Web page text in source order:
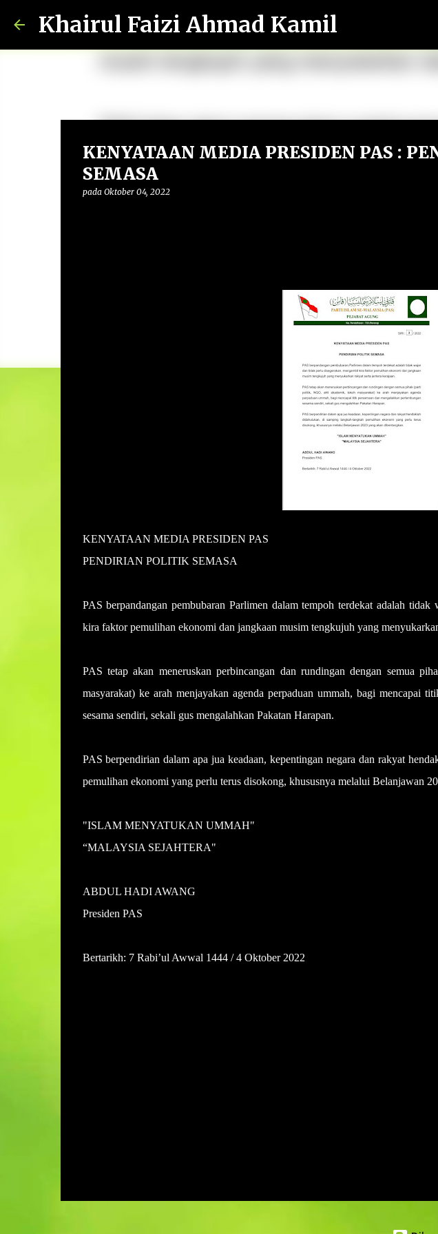
Khairul Faizi Ahmad Kamil
KENYATAAN MEDIA PRESIDEN PAS :
SEMASA
pada Oktober 04, 2022
KENYATAAN MEDIA PRESIDEN PAS
PENDIRIAN POLITIK SEMASA
PAS berpandangan pembubaran Parlimen dalam tempoh terdekat adalah
kira faktor pemulihan ekonomi dan jangkaan musim tengkujuh yang
PAS tetap akan meneruskan perbincangan dan rundingan dengan semua
masyarakat) ke arah menjayakan agenda perpaduan ummah, bagi mencapai
sesama sendiri, sekali gus mengalahkan Pakatan Harapan.
PAS berpendirian dalam apa jua keadaan, kepentingan negara dan rakyat
pemulihan ekonomi yang perlu terus disokong, khususnya melalui Belanjawan
"ISLAM MENYATUKAN UMMAH"
“MALAYSIA SEJAHTERA"
ABDUL HADI AWANG
Presiden PAS
Bertarikh: 7 Rabi’ul Awwal 1444 / 4 Oktober 2022